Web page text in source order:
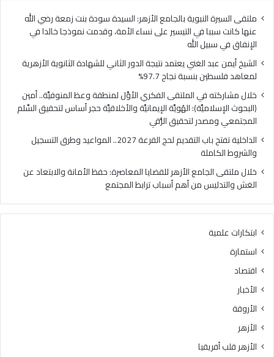
بنسبة
نجاح
97.7%
ملتقى السيرة النبوية بالجامع الأزهر: السيدة سودة بنت زمعة رضي الله
عنها كانت سببا في التيسير على نساء الأمة، وقدمت نموذجا خالدا في
الإنفاق في سبيل الله
الشيخ أيمن عبد الغني يعتمد نتيجة الدور الثاني للشهادة الثانوية الأزهرية
لمعاهد فلسطين بنسبة نجاح 97.7%
خلال مشاركته في الملتقى الفكري الأوَّل لمنطقة وعظ المنوفيَّة.. أمين
(البحوث الإسلاميَّة): الهُويَّة الإيمانيَّة والأخلاقيَّة حجر أساس لتحقيق السِّلم
المجتمعي ومصدر لتحقيق الرُّقي
الداخلية تفتح باب التقديم لحج القرعة 2027.. المواعيد وطرق التسجيل
والشروط الكاملة
خلال ملتقى الجامع الأزهر للقضايا المعاصرة: حفظ الأمانة والابتعاد عن
الغش والتدليس من أهم أسباب ترابط المجتمع
ابتكارات علمية
استمارة
اقتصاد
الأخبار
الأروقة
الأزهر
الأزهر قلب أفريقيا